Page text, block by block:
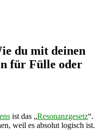
du mit deinen
für Fülle oder
ist das „Resonanzgesetz“.
weil es absolut logisch ist.